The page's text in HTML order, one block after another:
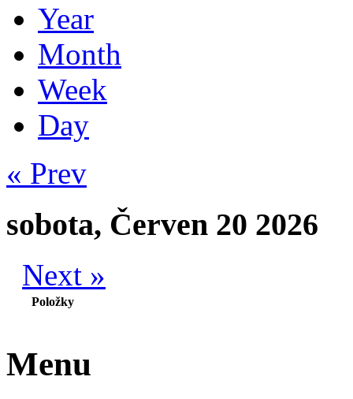
Year
Month
Week
Day
« Prev
sobota, Červen 20 2026
Next »
Položky
Menu